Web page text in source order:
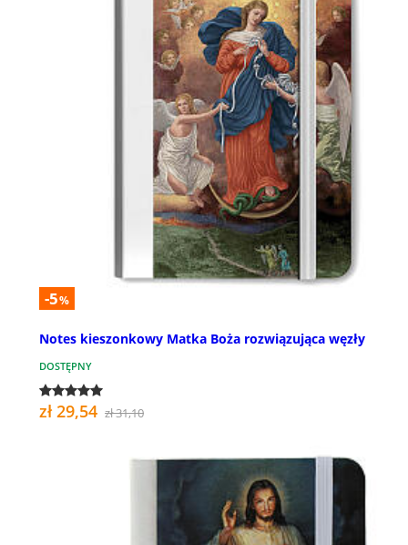
-5%
Notes kieszonkowy Matka Boża rozwiązująca węzły
DOSTĘPNY
zł 29,54 zł 31,10